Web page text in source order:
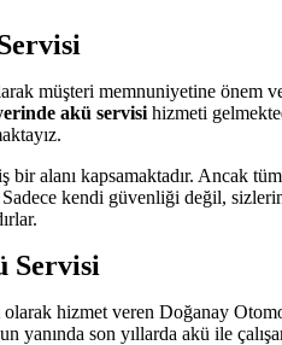
müşteri memnuniyetine önem
akü servisi hizmeti
bir alanı kapsamaktadır. Ancak
kendi güvenliği değil,
Servisi
olarak hizmet veren Doğanay
yanında son yıllarda akü ile